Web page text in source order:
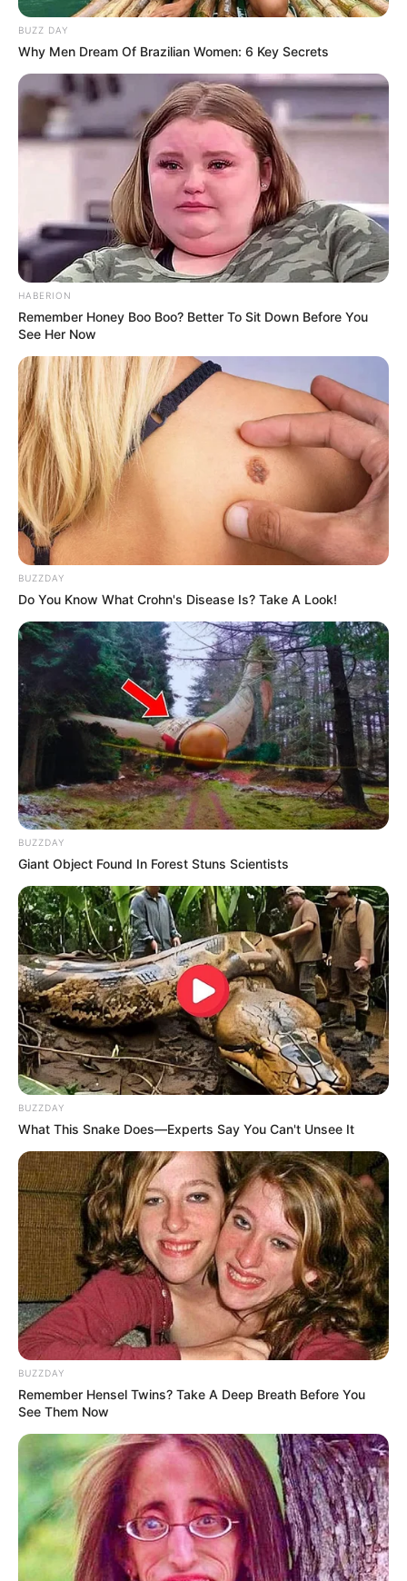
Harga batiknya juga bervariasi antara 100 ribuan sampai puluhan
juta tergantung pada tingkat kesulitannya.
Pamornya sempat menurun, akhirnya berjaya
kembali setelah tahun 2009
(foto: clakclik)
Usaha batik pada masanya termasuk paling menguntungkan bagi
masyarakat di Lasem. Ribuan pekerja terserap sebagai pengrajin
batik.
Pada sore hari, pemandangan di Lasem adalah para pembatik yang
pulang dari sanggar kerja sehabis kerja seharian.
Sebenarnya pamor batik Lasem sempat menurun pada tahun
1970-an, tapi akhirnya berjaya kembali setelah batik diakui oleh
Motifnya yang menjadi simbol dari sejarah, budaya, dan alam
Jawa-Tionghoa memang sudah selayaknya dilestarikan.
Jumlah motifnya mungkin bisa terus bertambah lagi jika diteliti
kembali secara serius. Kabar baiknya, sekarang sudah ada sekitar
21 macam motif batik Lasem yang sudah terdaftar hak ciptanya.
TAGS BATIK LASEM BUDAYA TIONGHOA DAN NUSANTARA STORY
BUZZ DAY
Why Men Dream Of Brazilian Women: 6 Key Secrets
HABERION
Remember Honey Boo Boo? Better To Sit Down Before You
See Her Now
BUZZDAY
Do You Know What Crohn's Disease Is? Take A Look!
BUZZDAY
Giant Object Found In Forest Stuns Scientists
BUZZDAY
What This Snake Does—Experts Say You Can't Unsee It
BUZZDAY
Remember Hensel Twins? Take A Deep Breath Before You
See Them Now